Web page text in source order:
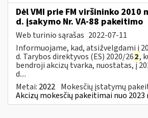
Dėl VMI prie FM viršininko 2010
d. įsakymo Nr. VA-88 pakeitimo
Web turinio sąrašas 2022-07-11
Informuojame, kad, atsižvelgdami į
d. Tarybos direktyvos (ES) 2020/262,
bendroji akcizų tvarka, nuostatas, į
d....
Metai: 2022 Mokesčių įstatymų
Akcizų mokesčių pakeitimai nuo 2023